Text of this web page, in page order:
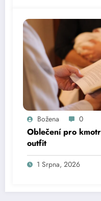
Božena 0
Oblečení pro
outfit
1 Srpna, 2026